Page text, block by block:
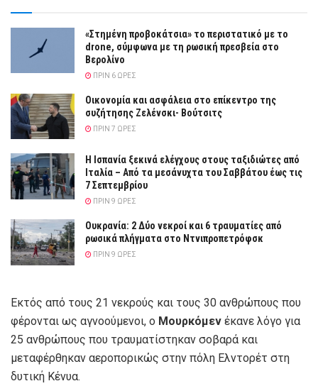
«Στημένη προβοκάτσια» το περιστατικό με το
drone, σύμφωνα με τη ρωσική πρεσβεία στο
Βερολίνο
ΠΡΙΝ 6 ΏΡΕΣ
Οικονομία και ασφάλεια στο επίκεντρο της
συζήτησης Ζελένσκι- Βούτσιτς
ΠΡΙΝ 7 ΏΡΕΣ
Η Ισπανία ξεκινά ελέγχους στους ταξιδιώτες από
Ιταλία – Από τα μεσάνυχτα του Σαββάτου έως τις
7 Σεπτεμβρίου
ΠΡΙΝ 9 ΏΡΕΣ
Ουκρανία: 2 Δύο νεκροί και 6 τραυματίες από
ρωσικά πλήγματα στο Ντνιπροπετρόφσκ
ΠΡΙΝ 9 ΏΡΕΣ
Εκτός από τους 21 νεκρούς και τους 30 ανθρώπους που
φέρονται ως αγνοούμενοι, ο Μουρκόμεν έκανε λόγο για
25 ανθρώπους που τραυματίστηκαν σοβαρά και
μεταφέρθηκαν αεροπορικώς στην πόλη Ελντορέτ στη
δυτική Κένυα.